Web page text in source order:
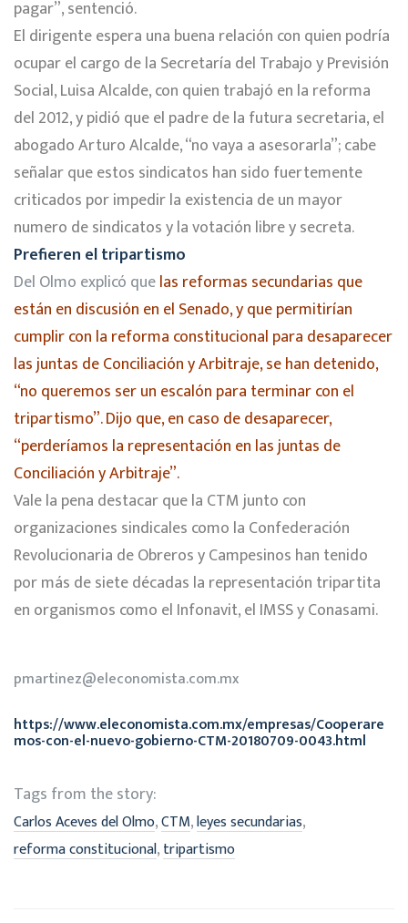
pagar”, sentenció.
El dirigente espera una buena relación con quien podría
ocupar el cargo de la Secretaría del Trabajo y Previsión
Social, Luisa Alcalde, con quien trabajó en la reforma
del 2012, y pidió que el padre de la futura secretaria, el
abogado Arturo Alcalde, “no vaya a asesorarla”; cabe
señalar que estos sindicatos han sido fuertemente
criticados por impedir la existencia de un mayor
numero de sindicatos y la votación libre y secreta.
Prefieren el tripartismo
Del Olmo explicó quelas reformas secundarias que
están en discusión en el Senado, y que permitirían
cumplir con la reforma constitucional para desaparecer
las juntas de Conciliación y Arbitraje, se han detenido,
“no queremos ser un escalón para terminar con el
tripartismo”. Dijo que, en caso de desaparecer,
“perderíamos la representación en las juntas de
Conciliación y Arbitraje”.
Vale la pena destacar que la CTM junto con
organizaciones sindicales como la Confederación
Revolucionaria de Obreros y Campesinos han tenido
por más de siete décadas la representación tripartita
en organismos como el Infonavit, el IMSS y Conasami.
pmartinez@eleconomista.com.mx
https://www.eleconomista.com.mx/empresas/Cooperare
mos-con-el-nuevo-gobierno-CTM-20180709-0043.html
Tags from the story:
Carlos Aceves del Olmo,CTM,leyes secundarias,
reforma constitucional,tripartismo